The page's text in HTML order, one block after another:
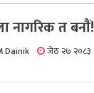
नागरिक त बनाैं!
Dainik जेठ २७ २०८३